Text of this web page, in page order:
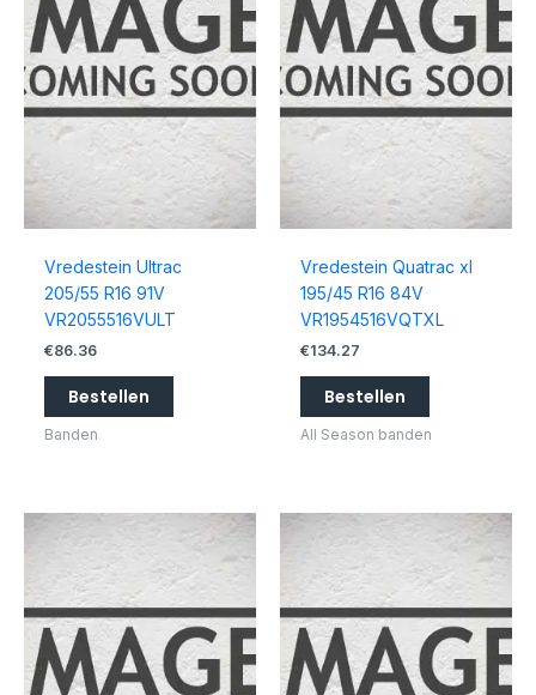
Vredestein Ultrac
205/55 R16 91V
VR2055516VULT
€86.36
Bestellen
Banden
Vredestein Quatrac xl
195/45 R16 84V
VR1954516VQTXL
€134.27
Bestellen
All Season banden